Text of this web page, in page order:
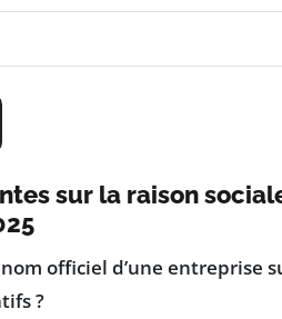
sur la raison
officiel d’une entreprise
?